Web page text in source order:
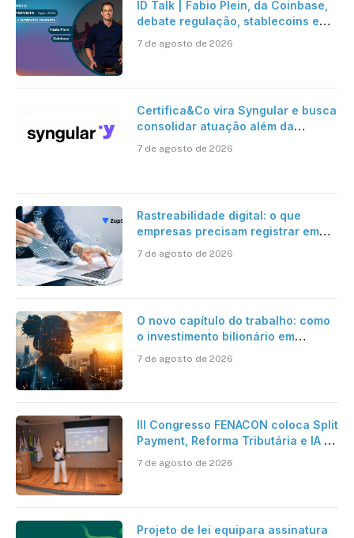
ID Talk | Fabio Plein, da Coinbase,
debate regulação, stablecoins e
7 de agosto de 2026
Certifica&Co vira Syngular e busca
consolidar atuação além da
7 de agosto de 2026
Rastreabilidade digital: o que
empresas precisam registrar em
7 de agosto de 2026
O novo capítulo do trabalho: como
o investimento bilionário em
verdadeira era da inteligência
7 de agosto de 2026
III Congresso FENACON coloca Split
Payment, Reforma Tributária e IA no
centro dos debates
7 de agosto de 2026
Projeto de lei equipara assinatura